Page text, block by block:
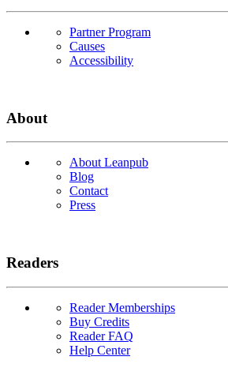
Partner Program
Causes
Accessibility
About
About Leanpub
Blog
Contact
Press
Readers
Reader Memberships
Buy Credits
Reader FAQ
Help Center